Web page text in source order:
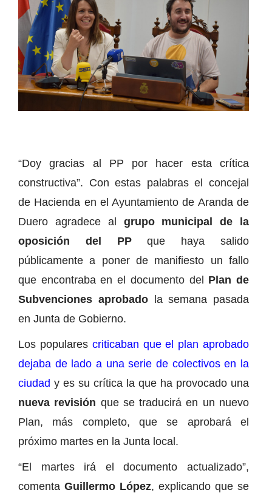
“Doy gracias al PP por hacer esta crítica
constructiva”. Con estas palabras el concejal
de Hacienda en el Ayuntamiento de Aranda de
Duero agradece al grupo municipal de la
oposición del PPque haya salido
públicamente a poner de manifiesto un fallo
que encontraba en el documento del Plan de
Subvenciones aprobadola semana pasada
en Junta de Gobierno.
Los popularescriticaban que el plan aprobado
dejaba de lado a una serie de colectivos en la
ciudad y es su crítica la que ha provocado una
nueva revisión que se traducirá en un nuevo
Plan, más completo, que se aprobará el
próximo martes en la Junta local.
“El martes irá el documento actualizado”,
comenta Guillermo López, explicando que se